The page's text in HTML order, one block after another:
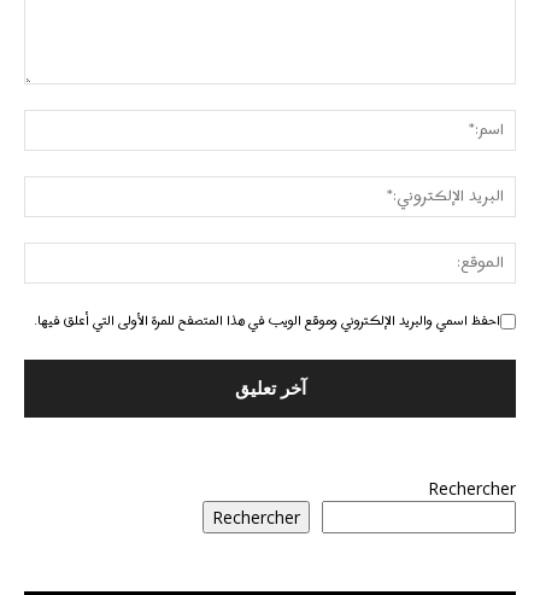
احفظ اسمي والبريد الإلكتروني وموقع الويب في هذا المتصفح للمرة الأولى التي أعلق فيها.
Rechercher
Rechercher